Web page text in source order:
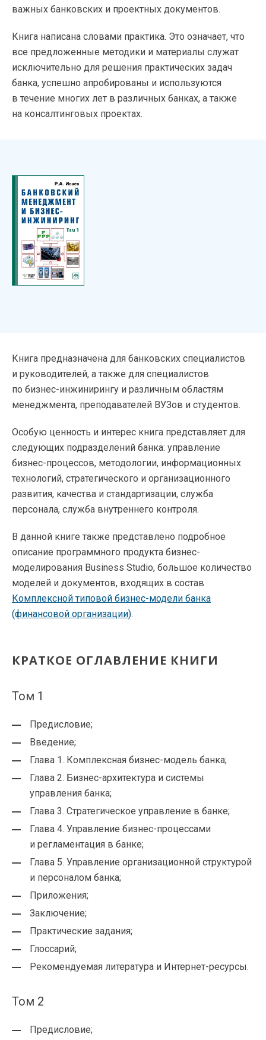
важных банковских и проектных документов.
Книга написана словами практика. Это означает, что
все предложенные методики и материалы служат
исключительно для решения практических задач
банка, успешно апробированы и используются
в течение многих лет в различных банках, а также
на консалтинговых проектах.
Книга предназначена для банковских специалистов
и руководителей, а также для специалистов
по бизнес-инжинирингу и различным областям
менеджмента, преподавателей ВУЗов и студентов.
Особую ценность и интерес книга представляет для
следующих подразделений банка: управление
бизнес-процессов, методологии, информационных
технологий, стратегического и организационного
развития, качества и стандартизации, служба
персонала, служба внутреннего контроля.
В данной книге также представлено подробное
описание программного продукта бизнес-
моделирования Business Studio, большое количество
моделей и документов, входящих в состав
Комплексной типовой бизнес-модели банка
(финансовой организации).
КРАТКОЕ ОГЛАВЛЕНИЕ КНИГИ
Том 1
Предисловие;
Введение;
Глава 1. Комплексная бизнес-модель банка;
Глава 2. Бизнес-архитектура и системы
управления банка;
Глава 3. Стратегическое управление в банке;
Глава 4. Управление бизнес-процессами
и регламентация в банке;
Глава 5. Управление организационной структурой
и персоналом банка;
Приложения;
Заключение;
Практические задания;
Глоссарий;
Рекомендуемая литература и Интернет-ресурсы.
Том 2
Предисловие;